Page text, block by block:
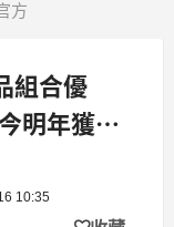
方
明年獲利
10:35